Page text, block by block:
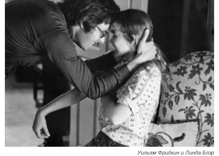
Уильям Фридкин и Линда Блэр